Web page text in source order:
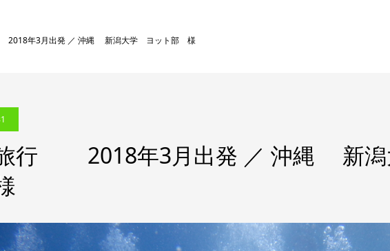
年3月出発 ／ 沖縄 新潟大学 ヨット部 様
行 2018年3月出発 ／ 沖縄 新